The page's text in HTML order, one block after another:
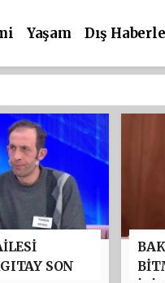
Yaşam Dış
SON